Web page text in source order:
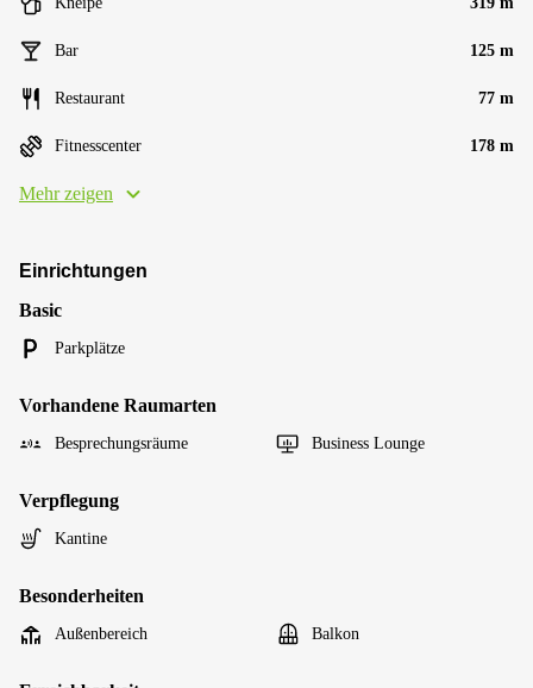
Bar 125 m
Restaurant 77 m
Fitnesscenter 178 m
Mehr zeigen
Einrichtungen
Basic
Parkplätze
Vorhandene Raumarten
Besprechungsräume Business Lounge
Verpflegung
Kantine
Besonderheiten
Außenbereich Balkon